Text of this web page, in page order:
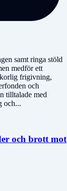
samt ringa stöld
medför ett
frigivning,
och
tilltalade med
och...
och brott mot